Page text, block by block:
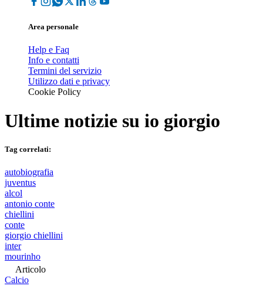
Area personale
Help e Faq
Info e contatti
Termini del servizio
Utilizzo dati e privacy
Cookie Policy
Ultime notizie su io giorgio
Tag correlati:
autobiografia
juventus
alcol
antonio conte
chiellini
conte
giorgio chiellini
inter
mourinho
Articolo
Calcio